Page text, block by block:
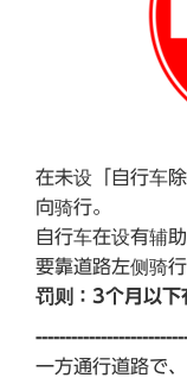
在未设「自行车
向骑行。
自行车在设有辅
要靠道路左侧骑行
罚则：3个月以下
一方通行道路で